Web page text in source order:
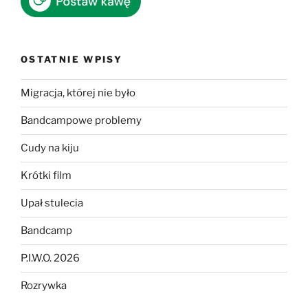
OSTATNIE WPISY
Migracja, której nie było
Bandcampowe problemy
Cudy na kiju
Krótki film
Upał stulecia
Bandcamp
P.I.W.O. 2026
Rozrywka